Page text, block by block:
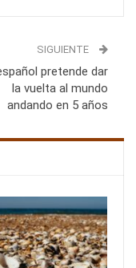
SIGUIENTE
pretende dar
la vuelta al mundo
andando en 5 años